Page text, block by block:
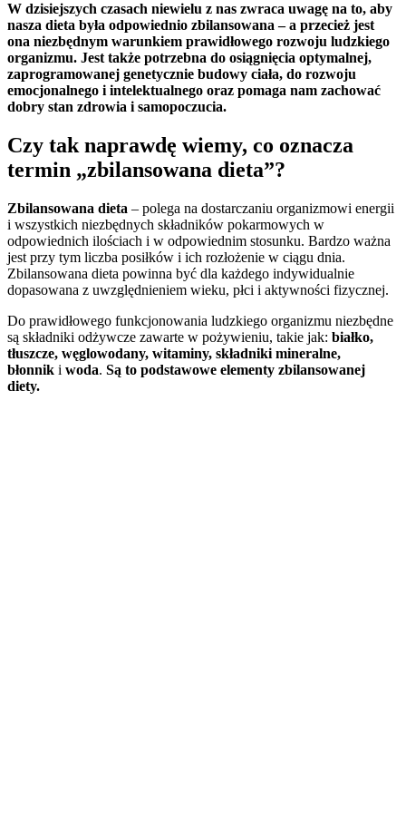
W dzisiejszych czasach niewielu z nas zwraca uwagę na to, aby
nasza dieta była odpowiednio zbilansowana – a przecież jest
ona niezbędnym warunkiem prawidłowego rozwoju ludzkiego
organizmu. Jest także potrzebna do osiągnięcia optymalnej,
zaprogramowanej genetycznie budowy ciała, do rozwoju
emocjonalnego i intelektualnego oraz pomaga nam zachować
dobry stan zdrowia i samopoczucia.
Czy tak naprawdę wiemy, co oznacza
termin „zbilansowana dieta”?
Zbilansowana dieta – polega na dostarczaniu organizmowi energii
i wszystkich niezbędnych składników pokarmowych w
odpowiednich ilościach i w odpowiednim stosunku. Bardzo ważna
jest przy tym liczba posiłków i ich rozłożenie w ciągu dnia.
Zbilansowana dieta powinna być dla każdego indywidualnie
dopasowana z uwzględnieniem wieku, płci i aktywności fizycznej.
Do prawidłowego funkcjonowania ludzkiego organizmu niezbędne
są składniki odżywcze zawarte w pożywieniu, takie jak: białko,
tłuszcze, węglowodany, witaminy, składniki mineralne,
błonnik i woda. Są to podstawowe elementy zbilansowanej
diety.